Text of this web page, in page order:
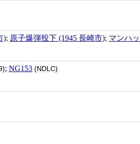
); 原子爆弾投下 (1945 長崎市); マンハ
; NG153 (NDLC)